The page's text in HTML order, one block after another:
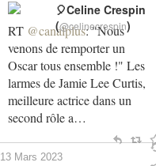
RT @canalplus: "Nous
venons de remporter un
Oscar tous ensemble !" Les
larmes de Jamie Lee Curtis,
meilleure actrice dans un
second rôle a…
🎈Celine Crespin
(@celinecrespin)
13 Mars 2023